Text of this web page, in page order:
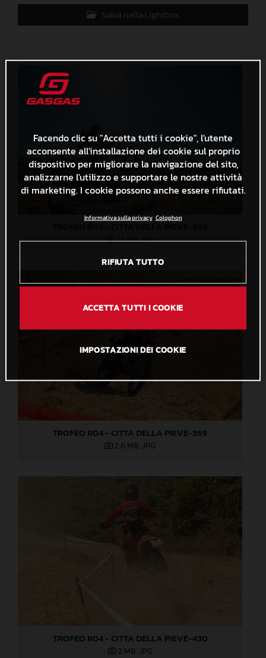
Salva nella Lightbox
2,1 MB.JPG
TROFEO R04 - CITTA DELLA PIEVE-359
2,6 MB .JPG
TROFEO R04 - CITTA DELLA PIEVE-430
2 MB .JPG
Facendo clic su "Accetta tutti i cookie", l'utente
acconsente all'installazione dei cookie sul proprio
dispositivo per migliorare la navigazione del sito,
analizzarne l'utilizzo e supportare le nostre attività
di marketing. I cookie possono anche essere rifiutati.
Informativa sulla privacy Colophon
RIFIUTA TUTTO
ACCETTA TUTTI I COOKIE
IMPOSTAZIONI DEI COOKIE